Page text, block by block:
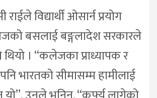
राईले विद्यार्थी ओसार्न प्रयोग
बसलाई बङ्गलादेश सरकारले
थियो । “कलेजका प्राध्यापक र
भारतको सीमासम्म हामीलाई